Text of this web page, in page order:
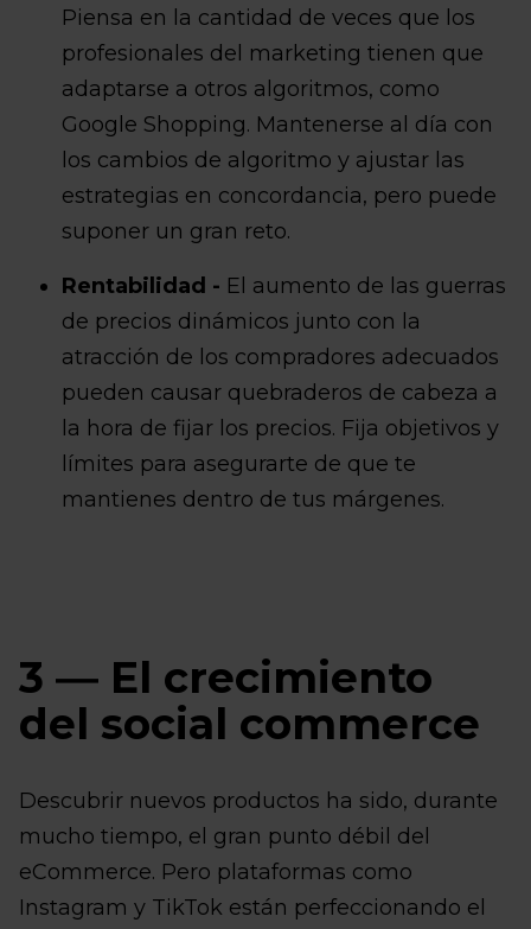
Piensa en la cantidad de veces que los
profesionales del marketing tienen que
adaptarse a otros algoritmos, como
Google Shopping. Mantenerse al día con
los cambios de algoritmo y ajustar las
estrategias en concordancia, pero puede
suponer un gran reto.
Rentabilidad - El aumento de las guerras
de precios dinámicos junto con la
atracción de los compradores adecuados
pueden causar quebraderos de cabeza a
la hora de fijar los precios. Fija objetivos y
límites para asegurarte de que te
mantienes dentro de tus márgenes.
3 ― El crecimiento
del social commerce
Descubrir nuevos productos ha sido, durante
mucho tiempo, el gran punto débil del
eCommerce. Pero plataformas como
Instagram y TikTok están perfeccionando el